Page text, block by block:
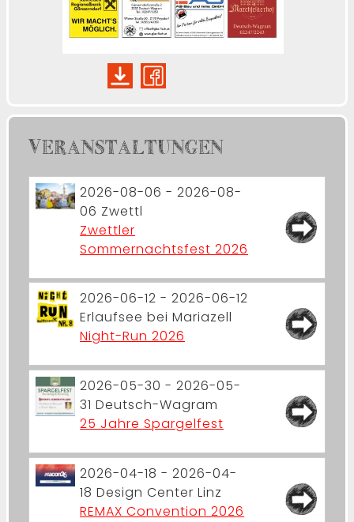
VERANSTALTUNGEN
2026-08-06 - 2026-08-
06 Zwettl
Zwettler
Sommernachtsfest 2026
2026-06-12 - 2026-06-12
Erlaufsee bei Mariazell
Night-Run 2026
2026-05-30 - 2026-05-
31 Deutsch-Wagram
25 Jahre Spargelfest
2026-04-18 - 2026-04-
18 Design Center Linz
REMAX Convention 2026